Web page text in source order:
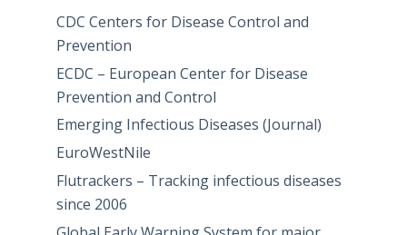
CDC Centers for Disease Control and
Prevention
ECDC – European Center for Disease
Prevention and Control
Emerging Infectious Diseases (Journal)
EuroWestNile
Flutrackers – Tracking infectious diseases
since 2006